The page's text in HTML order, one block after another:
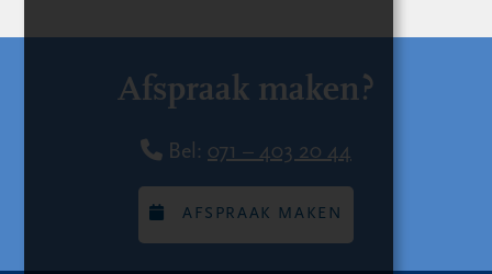
Afspraak maken?
Bel: 071 – 403 20 44
AFSPRAAK MAKEN